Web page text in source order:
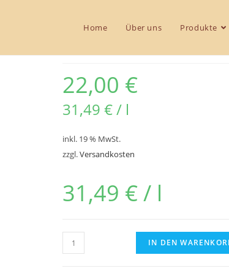
Home Über uns Produkte
22,00 €
31,49 €/ l
inkl. 19 % MwSt.
zzgl.Versandkosten
31,49 € / l
IN DEN